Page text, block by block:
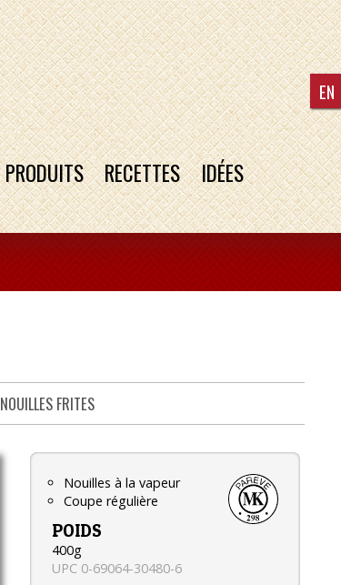
PRODUITS RECETTES IDÉES
EN
NOUILLES FRITES
Nouilles à la vapeur
Coupe régulière
POIDS
400g
UPC 0-69064-30480-6